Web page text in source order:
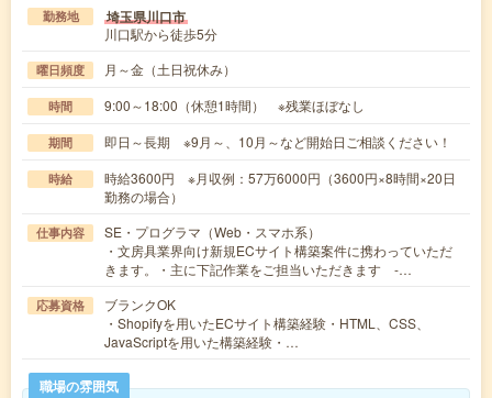
勤務地 埼玉県川口市
川口駅から徒歩5分
曜日頻度 月～金（土日祝休み）
時間 9:00～18:00（休憩1時間） ※残業ほぼなし
期間 即日～長期 ※9月～、10月～など開始日ご相談ください！
時給
時給3600円 ※月収例：57万6000円（3600円×8時間×20日
勤務の場合）
仕事内容
SE・プログラマ（Web・スマホ系）
・文房具業界向け新規ECサイト構築案件に携わっていただ
きます。・主に下記作業をご担当いただきます -…
応募資格
ブランクOK
・Shopifyを用いたECサイト構築経験・HTML、CSS、
JavaScriptを用いた構築経験・…
職場の雰囲気